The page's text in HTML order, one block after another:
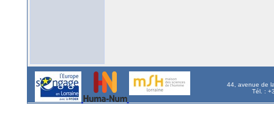
44, avenue de
Tél. :